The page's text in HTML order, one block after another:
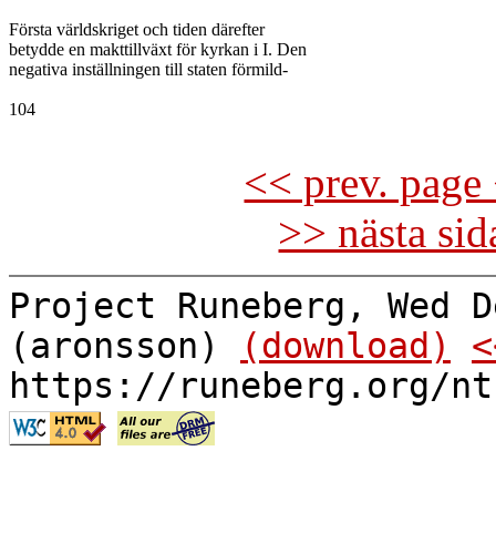
Första världskriget och tiden därefter
betydde en makttillväxt för kyrkan i I. Den
negativa inställningen till staten förmild-
104
<< prev.
>> nästa
Project Runeberg, Wed
(aronsson)
(download)
https://runeberg.org/